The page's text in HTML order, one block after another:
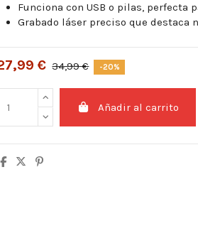
Funciona con USB o pilas, perfecta
Grabado láser preciso que destaca
€ 34,99 € -20%
Añadir al carrito